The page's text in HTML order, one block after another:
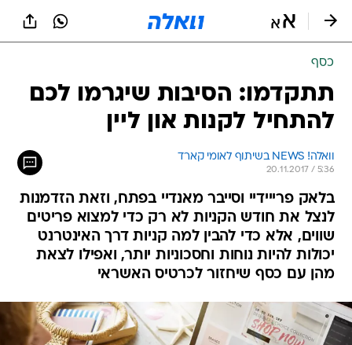
כסף
תתקדמו: הסיבות שיגרמו לכם
להתחיל לקנות און ליין
וואלה! NEWS בשיתוף לאומי קארד
20.11.2017 / 5:36
בלאק פרייידיי וסייבר מאנדיי בפתח, וזאת הזדמנות
לנצל את חודש הקניות לא רק כדי למצוא פריטים
שווים, אלא כדי להבין למה קניות דרך האינטרנט
יכולות להיות נוחות וחסכוניות יותר, ואפילו לצאת
מהן עם כסף שיחזור לכרטיס האשראי